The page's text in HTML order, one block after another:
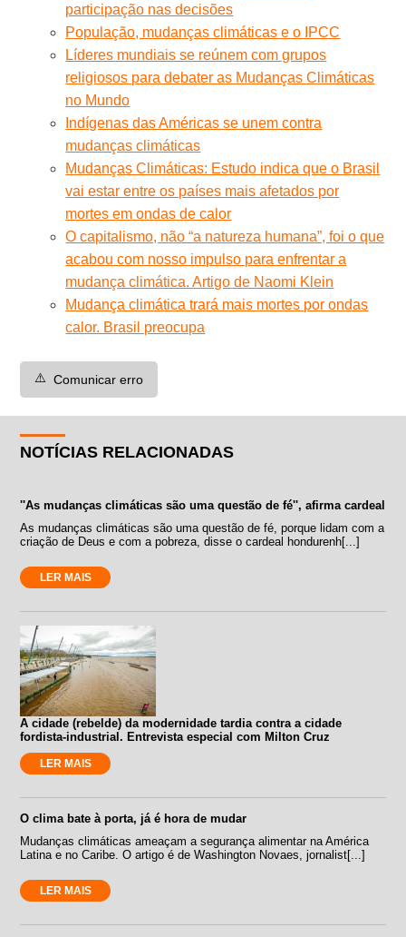
participação nas decisões
População, mudanças climáticas e o IPCC
Líderes mundiais se reúnem com grupos
religiosos para debater as Mudanças Climáticas
no Mundo
Indígenas das Américas se unem contra
mudanças climáticas
Mudanças Climáticas: Estudo indica que o Brasil
vai estar entre os países mais afetados por
mortes em ondas de calor
O capitalismo, não “a natureza humana”, foi o que
acabou com nosso impulso para enfrentar a
mudança climática. Artigo de Naomi Klein
Mudança climática trará mais mortes por ondas
calor. Brasil preocupa
⚠️ Comunicar erro
NOTÍCIAS RELACIONADAS
''As mudanças climáticas são uma questão de fé'', afirma cardeal
As mudanças climáticas são uma questão de fé, porque lidam com a
criação de Deus e com a pobreza, disse o cardeal hondurenh[...]
LER MAIS
A cidade (rebelde) da modernidade tardia contra a cidade
fordista-industrial. Entrevista especial com Milton Cruz
LER MAIS
O clima bate à porta, já é hora de mudar
Mudanças climáticas ameaçam a segurança alimentar na América
Latina e no Caribe. O artigo é de Washington Novaes, jornalist[...]
LER MAIS